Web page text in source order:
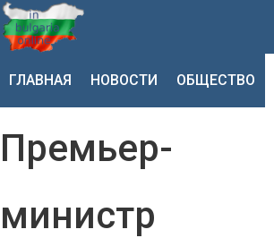
ГЛАВНАЯ НОВОСТИ ОБЩЕСТВО
Премьер-
министр